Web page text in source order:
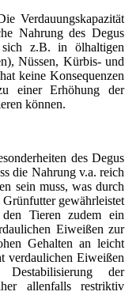
Verdauungskapazität
Nahrung des Degus
z.B. in ölhaltigen
Nüssen, Kürbis- und
keine Konsequenzen
einer Erhöhung der
können.
des Degus
die Nahrung v.a. reich
sein muss, was durch
gewährleistet
Tieren zudem ein
Eiweißen zur
Gehalten an leicht
verdaulichen Eiweißen
der
allenfalls restriktiv